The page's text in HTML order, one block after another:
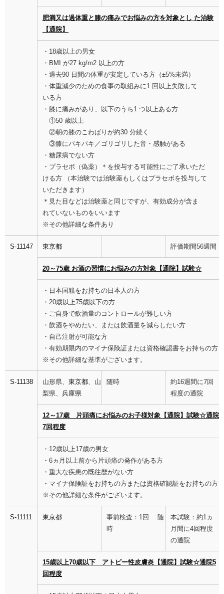
肥満又は過体重と膝の痛みでお悩みの方を対象とし た治験
【通院】
・18歳以上の男女
・BMI が27 kg/m2 以上の方
・過去90 日間の体重が安定している方（±5%未満）
・体重減少のための食事の取組みに1 回以上失敗して
いる方
・膝に痛みがあり、以下のうち1 つ以上ある方
①50 歳以上
②朝の膝のこわばりが約30 分続く
③膝にパキパキ／ゴリゴリした音・感触がある
・糖尿病でない方
・プラセボ（偽薬）＊を投与する可能性にご了承いただ
ける方 （本治験では治験薬もしくはプラセボを投与して
いただきます）
＊見た目などは治験薬と同じですが、有効成分が含ま
れていないものをいいます
※その他詳細な条件あり
S-11147 東京都 評価期間56週間
20～75歳 お酒の習慣にお悩みの方対象【通院】試験☆
・日本国籍をお持ちの日本人の方
・20歳以上75歳以下の方
・ご自身で飲酒量のコントロールが難しい方
・飲酒をやめたい、または飲酒量を減らしたい方
・自己注射が可能な方
・有効期限内のマイナ保険証または資格確認書をお持ちの方
※その他詳細な基準がございます。
S-11138 山形県、 東京都、山
梨県、 兵庫県
随時
約16週間に7回
程度の通院
12～17歳 片頭痛にお悩みのお子様対象【通院】試験☆通院
7回程度
・12歳以上17歳の男女
・6ヵ月以上前から片頭痛の発作がある方
・重大な疾患の既往歴がない方
・マイナ保険証をお持ちの方または資格確認証をお持ちの方
※その他詳細な条件がございます。
S-11111 東京都
事前検査：1回 随
時
本試験：約1ヵ
月間に4回程度
の通院
15歳以上70歳以下 アトピー性皮膚炎【通院】試験☆通院5
回程度